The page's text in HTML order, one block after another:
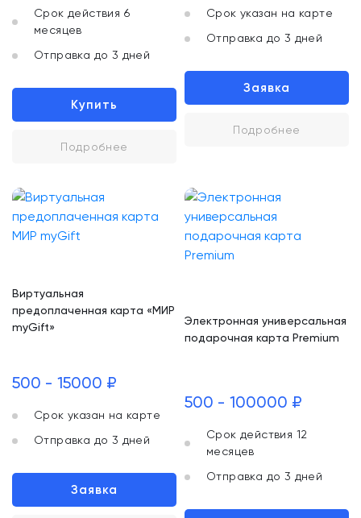
Срок действия 6
месяцев
Отправка до 3 дней
Купить
Подробнее
Срок указан на карте
Отправка до 3 дней
Заявка
Подробнее
Виртуальная
предоплаченная карта «МИР
myGift»
500 - 15000 ₽
Срок указан на карте
Отправка до 3 дней
Заявка
Электронная универсальная
подарочная карта Premium
500 - 100000 ₽
Срок действия 12
месяцев
Отправка до 3 дней